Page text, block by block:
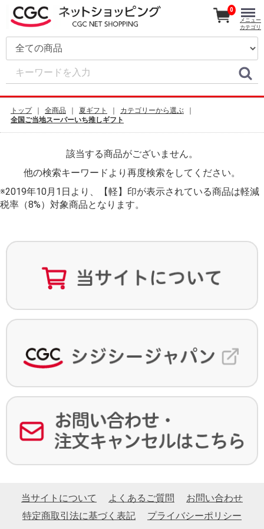
0
メニュー
カテゴリ
トップ 全商品 夏ギフト
カテゴリーから選ぶ
全国ご当地スーパーいち推しギフト
該当する商品がございません。
他の検索キーワードより再度検索をしてください。
※2019年10月1日より、【軽】印が表示されている商品は軽減
税率（8%）対象商品となります。
当サイトについて よくあるご質問
お問い合わせ
特定商取引法に基づく表記
プライバシーポリシー